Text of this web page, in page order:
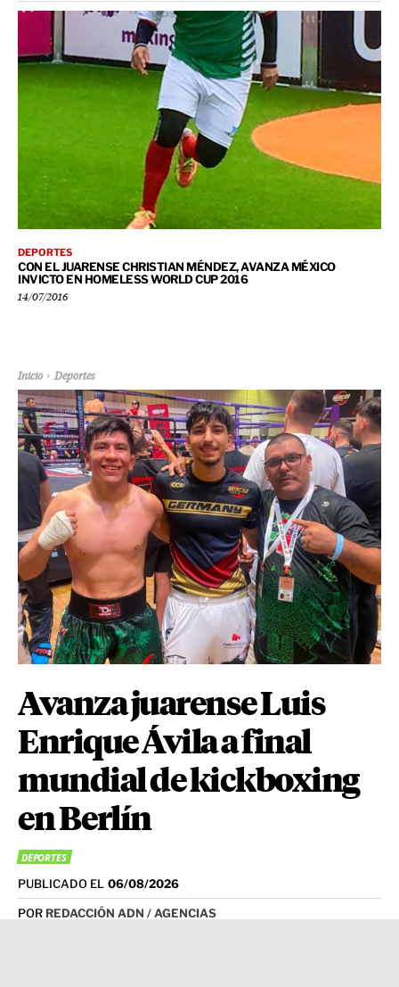
DEPORTES
CON EL JUARENSE CHRISTIAN MÉNDEZ, AVANZA MÉXICO
INVICTO EN HOMELESS WORLD CUP 2016
14/07/2016